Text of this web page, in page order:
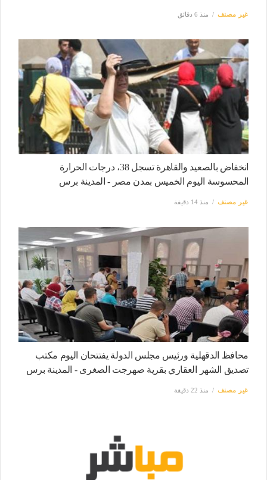
غير مصنف منذ 6 دقائق
انخفاض بالصعيد والقاهرة تسجل 38، درجات الحرارة
المحسوسة اليوم الخميس بمدن مصر - المدينة برس
غير مصنف منذ 14 دقيقة
محافظ الدقهلية ورئيس مجلس الدولة يفتتحان اليوم مكتب
تصديق الشهر العقاري بقرية صهرجت الصغرى - المدينة برس
غير مصنف منذ 22 دقيقة